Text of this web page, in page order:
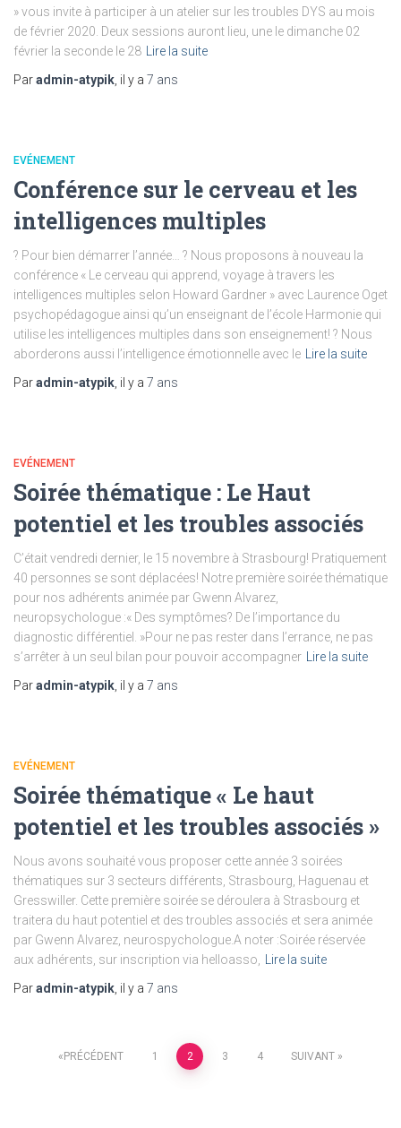
» vous invite à participer à un atelier sur les troubles DYS au mois
de février 2020. Deux sessions auront lieu, une le dimanche 02
février la seconde le 28
Lire la suite
Paradmin-atypik , il y a 7 ans
EVÉNEMENT
Conférence sur le cerveau et les
intelligences multiples
? Pour bien démarrer l’année… ? Nous proposons à nouveau la
conférence « Le cerveau qui apprend, voyage à travers les
intelligences multiples selon Howard Gardner » avec Laurence Oget
psychopédagogue ainsi qu’un enseignant de l’école Harmonie qui
utilise les intelligences multiples dans son enseignement! ? Nous
aborderons aussi l’intelligence émotionnelle avec le
Lire la suite
Paradmin-atypik , il y a 7 ans
EVÉNEMENT
Soirée thématique : Le Haut
potentiel et les troubles associés
C’était vendredi dernier, le 15 novembre à Strasbourg! Pratiquement
40 personnes se sont déplacées! Notre première soirée thématique
pour nos adhérents animée par Gwenn Alvarez,
neuropsychologue :« Des symptômes? De l’importance du
diagnostic différentiel. »Pour ne pas rester dans l’errance, ne pas
s’arrêter à un seul bilan pour pouvoir accompagner
Lire la suite
Paradmin-atypik , il y a 7 ans
EVÉNEMENT
Soirée thématique « Le haut
potentiel et les troubles associés »
Nous avons souhaité vous proposer cette année 3 soirées
thématiques sur 3 secteurs différents, Strasbourg, Haguenau et
Gresswiller. Cette première soirée se déroulera à Strasbourg et
traitera du haut potentiel et des troubles associés et sera animée
par Gwenn Alvarez, neurospychologue.A noter :Soirée réservée
aux adhérents, sur inscription via helloasso,
Lire la suite
Paradmin-atypik , il y a 7 ans
Pagination
PRÉCÉDENT 1 2 3 4 SUIVANT